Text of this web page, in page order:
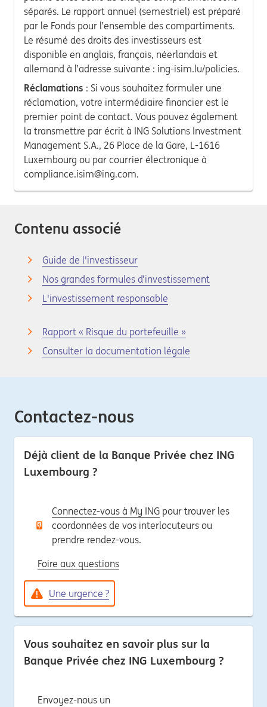
séparés. Le rapport annuel (semestriel) est préparé
par le Fonds pour l’ensemble des compartiments.
Le résumé des droits des investisseurs est
disponible en anglais, français, néerlandais et
allemand à l’adresse suivante : ing-isim.lu/policies.
Réclamations : Si vous souhaitez formuler une
réclamation, votre intermédiaire financier est le
premier point de contact. Vous pouvez également
la transmettre par écrit à ING Solutions Investment
Management S.A., 26 Place de la Gare, L-1616
Luxembourg ou par courrier électronique à
compliance.isim@ing.com.
Contenu associé
Guide de l'investisseur
Nos grandes formules d’investissement
L'investissement responsable
Rapport « Risque du portefeuille »
Consulter la documentation légale
Contactez-nous
Déjà client de la Banque Privée chez ING
Luxembourg ?
Connectez-vous à My ING pour trouver les
coordonnées de vos interlocuteurs ou
prendre rendez-vous.
Foire aux questions
Une urgence ?
Vous souhaitez en savoir plus sur la
Banque Privée chez ING Luxembourg ?
Envoyez-nous un